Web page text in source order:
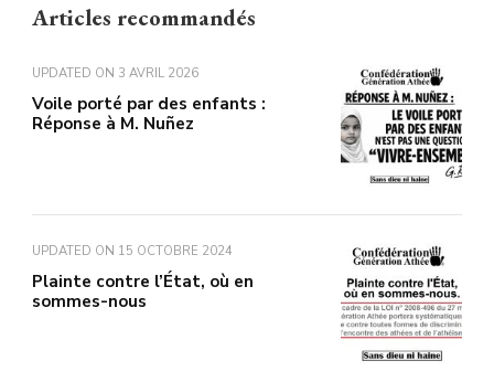
Articles recommandés
UPDATED ON 3 AVRIL 2026
Voile porté par des enfants :
Réponse à M. Nuñez
UPDATED ON 15 OCTOBRE 2024
Plainte contre l’État, où en
sommes-nous